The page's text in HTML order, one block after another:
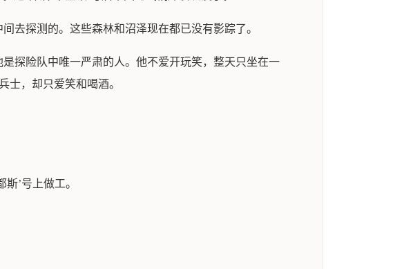
去探测的。这些森林和沼泽现在都已没有影踪了。
探险队中唯一严肃的人。他不爱开玩笑，整天只坐在一
士，却只爱笑和喝酒。
’号上做工。